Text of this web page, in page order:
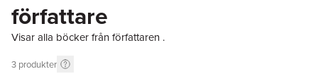
författare
Visar alla böcker från författaren .
3 produkter